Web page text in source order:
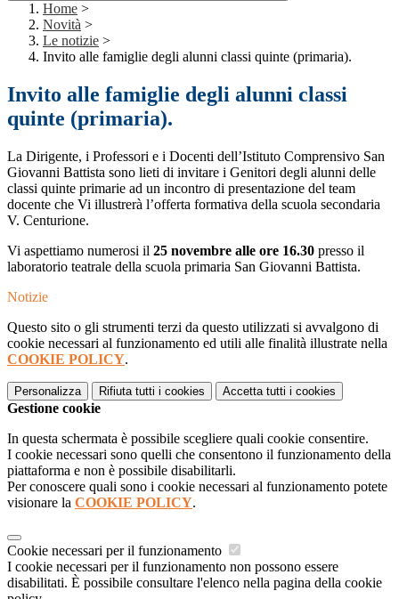
Home >
Novità >
Le notizie >
Invito alle famiglie degli alunni classi quinte (primaria).
Invito alle famiglie degli alunni classi
quinte (primaria).
La Dirigente, i Professori e i Docenti dell’Istituto Comprensivo San
Giovanni Battista sono lieti di invitare i Genitori degli alunni delle
classi quinte primarie ad un incontro di presentazione del team
docente che Vi illustrerà l’offerta formativa della scuola secondaria
V. Centurione.
Vi aspettiamo numerosi il 25 novembre alle ore 16.30 presso il
laboratorio teatrale della scuola primaria San Giovanni Battista.
Notizie
Questo sito o gli strumenti terzi da questo utilizzati si avvalgono di
cookie necessari al funzionamento ed utili alle finalità illustrate nella
COOKIE POLICY.
Personalizza Rifiuta tutti i cookies Accetta tutti i cookies
Gestione cookie
In questa schermata è possibile scegliere quali cookie consentire.
I cookie necessari sono quelli che consentono il funzionamento della
piattaforma e non è possibile disabilitarli.
Per conoscere quali sono i cookie necessari al funzionamento potete
visionare la COOKIE POLICY.
Cookie necessari per il funzionamento
I cookie necessari per il funzionamento non possono essere
disabilitati. È possibile consultare l'elenco nella pagina della cookie